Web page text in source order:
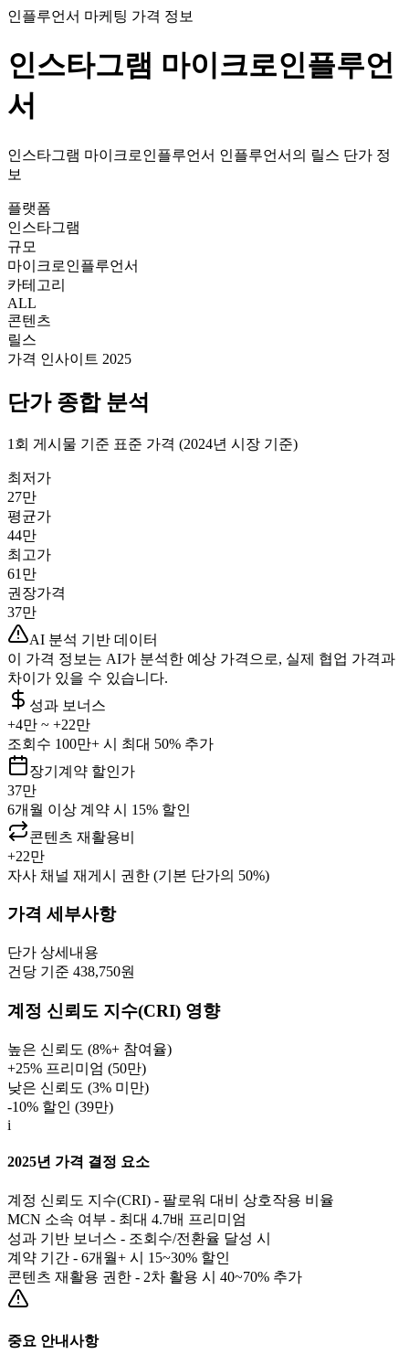
인플루언서 마케팅 가격 정보
인스타그램 마이크로인플루언
서
인스타그램 마이크로인플루언서 인플루언서의 릴스 단가 정
보
플랫폼
인스타그램
규모
마이크로인플루언서
카테고리
ALL
콘텐츠
릴스
가격 인사이트 2025
단가종합 분석
1회 게시물 기준 표준 가격 (2024년 시장 기준)
최저가
27만
평균가
44만
최고가
61만
권장가격
37만
AI 분석 기반 데이터
이 가격 정보는 AI가 분석한 예상 가격으로, 실제 협업 가격과
차이가 있을 수 있습니다.
성과 보너스
+4만 ~ +22만
조회수 100만+ 시 최대 50% 추가
장기계약 할인가
37만
6개월 이상 계약 시 15% 할인
콘텐츠 재활용비
+22만
자사 채널 재게시 권한 (기본 단가의 50%)
가격 세부사항
단가 상세내용
건당 기준 438,750원
계정 신뢰도 지수(CRI) 영향
높은 신뢰도 (8%+ 참여율)
+25% 프리미엄 (50만)
낮은 신뢰도 (3% 미만)
-10% 할인 (39만)
i
2025년 가격 결정 요소
계정 신뢰도 지수(CRI) - 팔로워 대비 상호작용 비율
MCN 소속 여부 - 최대 4.7배 프리미엄
성과 기반 보너스 - 조회수/전환율 달성 시
계약 기간 - 6개월+ 시 15~30% 할인
콘텐츠 재활용 권한 - 2차 활용 시 40~70% 추가
중요 안내사항